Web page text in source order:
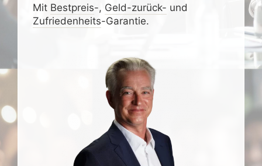
Mit Bestpreis-, Geld-zurück- und
Zufrieden­­heits-Garantie.